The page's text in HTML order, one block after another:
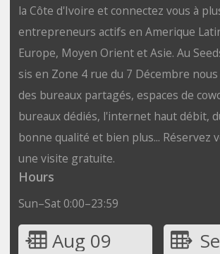
la Côte d'Ivoire et connectez vous à
entrepreneurs actifs en Amerique
Europe, Moyen Orient et Asie. Au
sis en Zone 4 rue du 7 Décembre
des bureaux partagés, espaces de
bureaux dédiés, l'internet haut débit,
bonne qualité et bien plus... Réservez
une visite gratuite.
Hours
Sun–Sat 0:00–23:59
Aug 09